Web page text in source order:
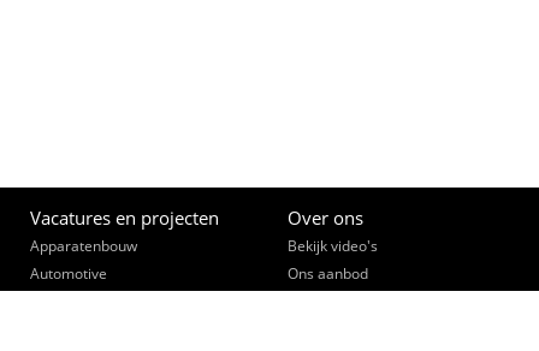
Vacatures en projecten
Apparatenbouw
Automotive
Over ons
Bekijk video's
Ons aanbod